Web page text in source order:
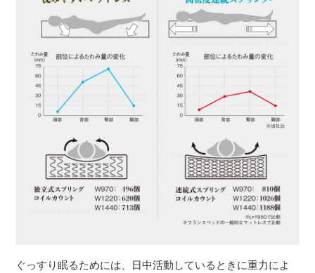
ぐっすり眠るためには、日中活動しているときに重力によ